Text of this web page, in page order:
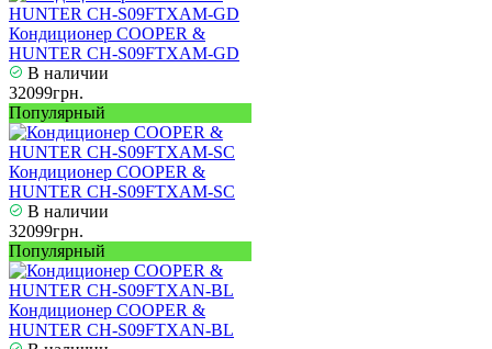
Кондиционер COOPER &
HUNTER CH-S09FTXAM-GD
В наличии
32099грн.
Популярный
Кондиционер COOPER &
HUNTER CH-S09FTXAM-SC
В наличии
32099грн.
Популярный
Кондиционер COOPER &
HUNTER CH-S09FTXAN-BL